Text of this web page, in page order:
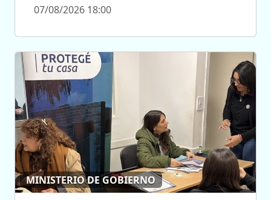
07/08/2026 18:00
MINISTERIO DE GOBIERNO